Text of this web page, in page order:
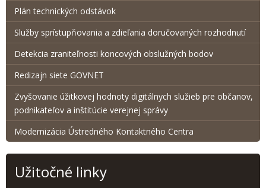
Plán technických odstávok
Služby sprístupňovania a zdieľania doručovaných rozhodnutí
Detekcia zraniteľnosti koncových obslužných bodov
Redizajn siete GOVNET
Zvyšovanie úžitkovej hodnoty digitálnych služieb pre občanov,
podnikateľov a inštitúcie verejnej správy
Modernizácia Ústredného Kontaktného Centra
Užitočné linky